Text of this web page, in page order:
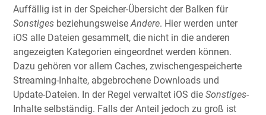
Auffällig ist in der Speicher-Übersicht der Balken für
Sonstiges beziehungsweise Andere. Hier werden unter
iOS alle Dateien gesammelt, die nicht in die anderen
angezeigten Kategorien eingeordnet werden können.
Dazu gehören vor allem Caches, zwischengespeicherte
Streaming-Inhalte, abgebrochene Downloads und
Update-Dateien. In der Regel verwaltet iOS die Sonstiges-
Inhalte selbständig. Falls der Anteil jedoch zu groß ist